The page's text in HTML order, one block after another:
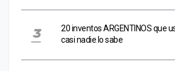
20 inventos ARGENTINOS que
casi nadie lo sabe